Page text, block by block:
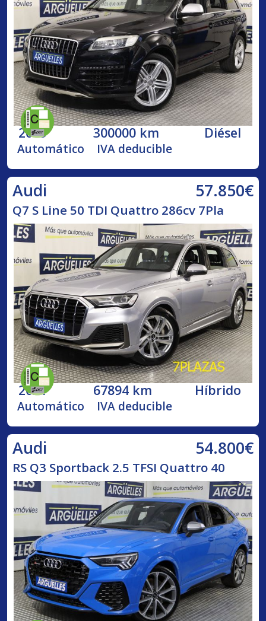
2009 300000 km Diésel
Automático IVA deducible
Audi 57.850€
Q7 S Line 50 TDI Quattro 286cv 7Pla
2021 67894 km Híbrido
Automático IVA deducible
Audi 54.800€
RS Q3 Sportback 2.5 TFSI Quattro 40